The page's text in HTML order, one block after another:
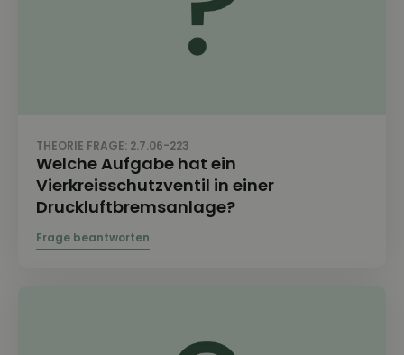
THEORIE FRAGE: 2.7.06-223
Welche Aufgabe hat ein
Vierkreisschutzventil in einer
Druckluftbremsanlage?